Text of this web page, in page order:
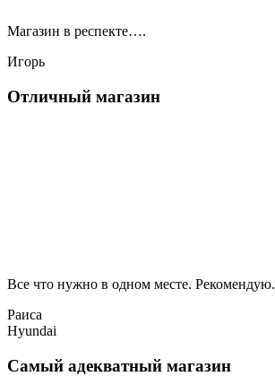
Магазин в респекте….
Игорь
Отличный магазин
Все что нужно в одном месте. Рекомендую.
Раиса
Hyundai
Самый адекватный магазин